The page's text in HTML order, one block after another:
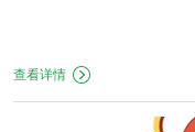
查看详情